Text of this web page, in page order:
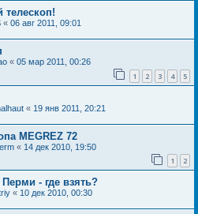
« 06 авг 2011, 09:01
« 05 мар 2011, 00:26
1 2 3 4 5
« 19 янв 2011, 20:21
MEGREZ 72
« 14 дек 2010, 19:50
1 2
- где взять?
« 10 дек 2010, 00:30